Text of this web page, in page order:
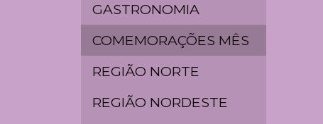
GASTRONOMIA
COMEMORAÇÕES MÊS
REGIÃO NORTE
REGIÃO NORDESTE